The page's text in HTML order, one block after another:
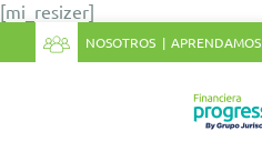
[mi_resizer]
NOSOTROS APRENDAMOS